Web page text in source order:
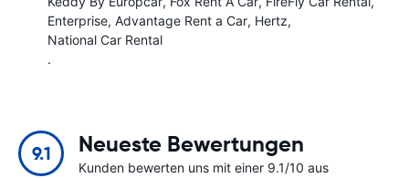
Enterprise Advantage Rent a Car Hertz
National Car Rental
.
9.1 Neueste Bewertungen
Kunden bewerten uns mit einer 9.1/10 aus